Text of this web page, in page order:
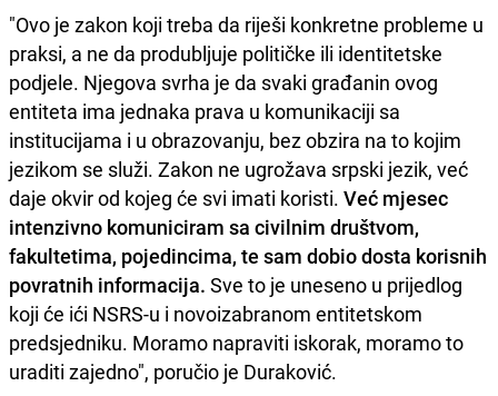
"Ovo je zakon koji treba da riješi konkretne probleme u
praksi, a ne da produbljuje političke ili identitetske
podjele. Njegova svrha je da svaki građanin ovog
entiteta ima jednaka prava u komunikaciji sa
institucijama i u obrazovanju, bez obzira na to kojim
jezikom se služi. Zakon ne ugrožava srpski jezik, već
daje okvir od kojeg će svi imati koristi. Već mjesec
intenzivno komuniciram sa civilnim društvom,
fakultetima, pojedincima, te sam dobio dosta korisnih
povratnih informacija. Sve to je uneseno u prijedlog
koji će ići NSRS-u i novoizabranom entitetskom
predsjedniku. Moramo napraviti iskorak, moramo to
uraditi zajedno", poručio je Duraković.